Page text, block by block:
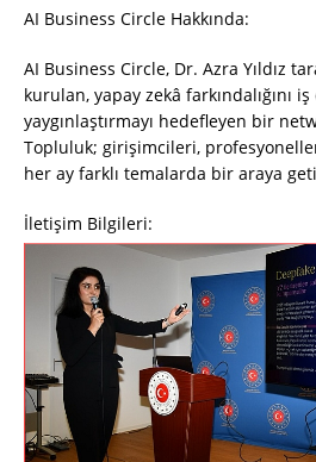
AI Business Circle Hakkında:
AI Business Circle, Dr. Azra Yıldız
kurulan, yapay zekâ farkındalığını
yaygınlaştırmayı hedefleyen bir
Topluluk; girişimcileri,
her ay farklı temalarda bir araya
İletişim Bilgileri: